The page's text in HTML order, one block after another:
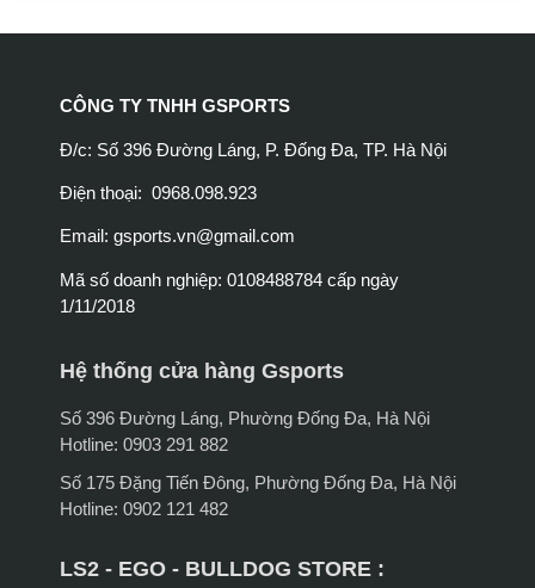
CÔNG TY TNHH GSPORTS
Đ/c: Số 396 Đường Láng, P. Đống Đa, TP. Hà Nội
Điện thoại: 0968.098.923
Email: gsports.vn@gmail.com
Mã số doanh nghiệp: 0108488784 cấp ngày
1/11/2018
Hệ thống cửa hàng Gsports
Số 396 Đường Láng, Phường Đống Đa, Hà Nội
Hotline: 0903 291 882
Số 175 Đặng Tiến Đông, Phường Đống Đa, Hà Nội
Hotline: 0902 121 482
LS2 - EGO - BULLDOG STORE :